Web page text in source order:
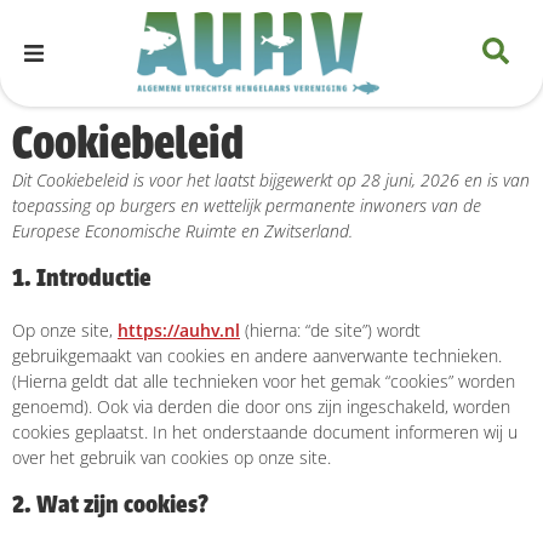
Cookiebeleid
Dit Cookiebeleid is voor het laatst bijgewerkt op 28 juni, 2026 en is van
toepassing op burgers en wettelijk permanente inwoners van de
Europese Economische Ruimte en Zwitserland.
1. Introductie
Op onze site, https://auhv.nl (hierna: “de site”) wordt
gebruikgemaakt van cookies en andere aanverwante technieken.
(Hierna geldt dat alle technieken voor het gemak “cookies” worden
genoemd). Ook via derden die door ons zijn ingeschakeld, worden
cookies geplaatst. In het onderstaande document informeren wij u
over het gebruik van cookies op onze site.
2. Wat zijn cookies?